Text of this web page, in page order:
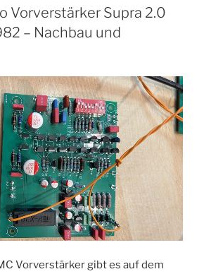
Vorverstärker Supra 2.0
– Nachbau und
Vorverstärker gibt es auf dem